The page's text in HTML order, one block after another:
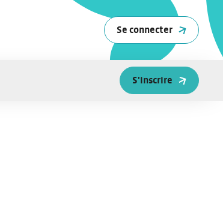
Se connecter
S'inscrire